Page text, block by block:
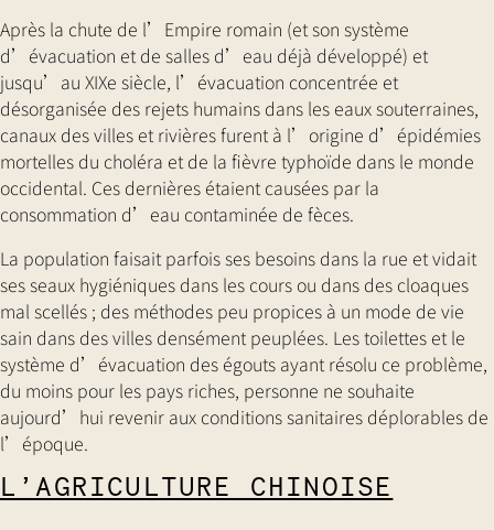
Après la chute de l’Empire romain (et son système
d’évacuation et de salles d’eau déjà développé) et
jusqu’au XIXe siècle, l’évacuation concentrée et
désorganisée des rejets humains dans les eaux souterraines,
canaux des villes et rivières furent à l’origine d’épidémies
mortelles du choléra et de la fièvre typhoïde dans le monde
occidental. Ces dernières étaient causées par la
consommation d’eau contaminée de fèces.
La population faisait parfois ses besoins dans la rue et vidait
ses seaux hygiéniques dans les cours ou dans des cloaques
mal scellés ; des méthodes peu propices à un mode de vie
sain dans des villes densément peuplées. Les toilettes et le
système d’évacuation des égouts ayant résolu ce problème,
du moins pour les pays riches, personne ne souhaite
aujourd’hui revenir aux conditions sanitaires déplorables de
l’époque.
L’AGRICULTURE CHINOISE